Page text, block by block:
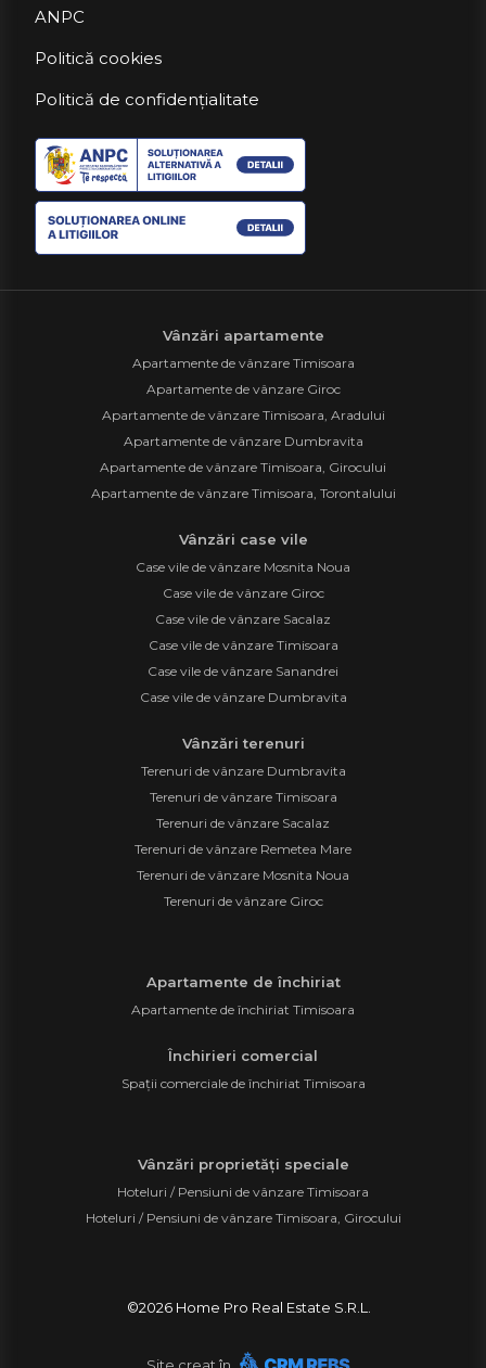
ANPC
Politică cookies
Politică de confidențialitate
Vânzări apartamente
Apartamente de vânzare Timisoara
Apartamente de vânzare Giroc
Apartamente de vânzare Timisoara, Aradului
Apartamente de vânzare Dumbravita
Apartamente de vânzare Timisoara, Girocului
Apartamente de vânzare Timisoara, Torontalului
Vânzări case vile
Case vile de vânzare Mosnita Noua
Case vile de vânzare Giroc
Case vile de vânzare Sacalaz
Case vile de vânzare Timisoara
Case vile de vânzare Sanandrei
Case vile de vânzare Dumbravita
Vânzări terenuri
Terenuri de vânzare Dumbravita
Terenuri de vânzare Timisoara
Terenuri de vânzare Sacalaz
Terenuri de vânzare Remetea Mare
Terenuri de vânzare Mosnita Noua
Terenuri de vânzare Giroc
Apartamente de închiriat
Apartamente de închiriat Timisoara
Închirieri comercial
Spații comerciale de închiriat Timisoara
Vânzări proprietăți speciale
Hoteluri / Pensiuni de vânzare Timisoara
Hoteluri / Pensiuni de vânzare Timisoara, Girocului
©2026Home Pro Real Estate S.R.L.